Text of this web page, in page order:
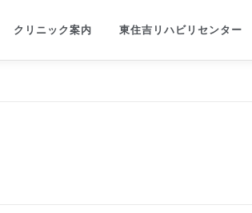
クリニック案内 東住吉リハビリセンター